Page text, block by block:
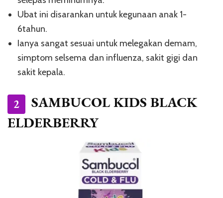
Ubat ini disarankan untuk kegunaan anak 1-
6tahun.
Ianya sangat sesuai untuk melegakan demam,
simptom selsema dan influenza, sakit gigi dan
sakit kepala.
2
SAMBUCOL KIDS BLACK
ELDERBERRY